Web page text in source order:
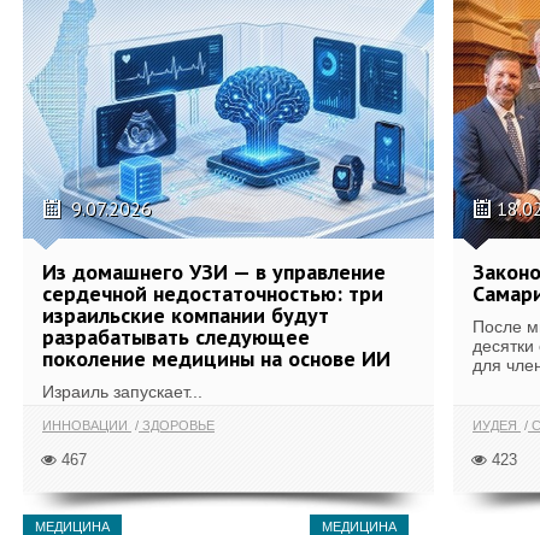
9.07.2026
Из домашнего УЗИ — в управление
сердечной недостаточностью: три
израильские компании будут
разрабатывать следующее
поколение медицины на основе ИИ
Израиль запускает...
ИННОВАЦИИ ЗДОРОВЬЕ
467
После
для
ИУДЕЯ
423
МЕДИЦИНА МЕДИЦИНА